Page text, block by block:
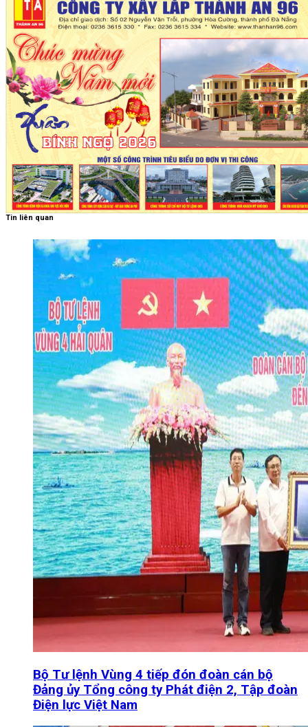
Tin liên quan
Bộ Tư lệnh Vùng 4 tiếp đón đoàn cán bộ
Đảng ủy Tổng công ty Phát điện 2, Tập đoàn
Điện lực Việt Nam